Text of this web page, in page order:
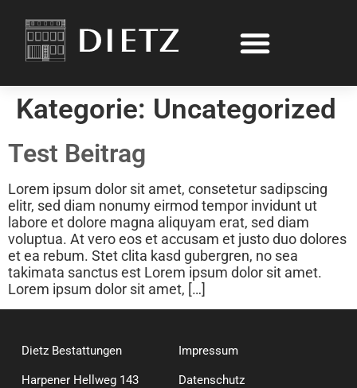
Kategorie: Uncategorized
Test Beitrag
Lorem ipsum dolor sit amet, consetetur sadipscing
elitr, sed diam nonumy eirmod tempor invidunt ut
labore et dolore magna aliquyam erat, sed diam
voluptua. At vero eos et accusam et justo duo dolores
et ea rebum. Stet clita kasd gubergren, no sea
takimata sanctus est Lorem ipsum dolor sit amet.
Lorem ipsum dolor sit amet, […]
Dietz Bestattungen
Harpener Hellweg 143
Impressum
Datenschutz